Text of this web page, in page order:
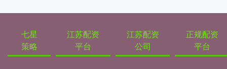
七星
策略
江苏配资
平台
江苏配资
公司
正规配资
平台